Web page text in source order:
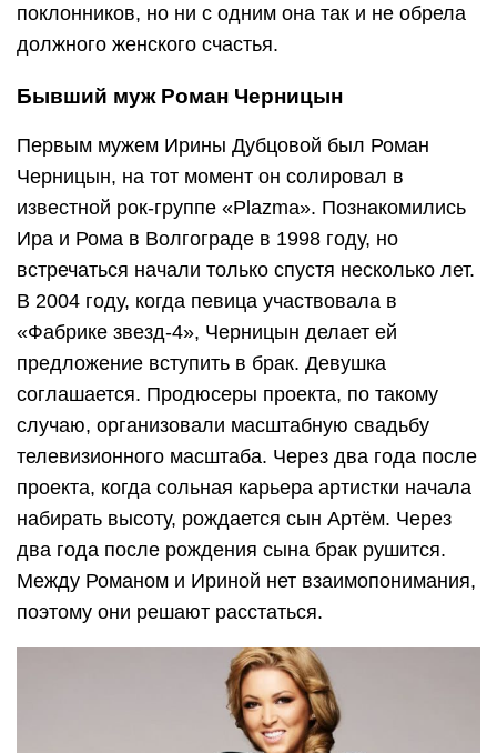
поклонников, но ни с одним она так и не обрела
должного женского счастья.
Бывший муж Роман Черницын
Первым мужем Ирины Дубцовой был Роман
Черницын, на тот момент он солировал в
известной рок-группе «Plazma». Познакомились
Ира и Рома в Волгограде в 1998 году, но
встречаться начали только спустя несколько лет.
В 2004 году, когда певица участвовала в
«Фабрике звезд-4», Черницын делает ей
предложение вступить в брак. Девушка
соглашается. Продюсеры проекта, по такому
случаю, организовали масштабную свадьбу
телевизионного масштаба. Через два года после
проекта, когда сольная карьера артистки начала
набирать высоту, рождается сын Артём. Через
два года после рождения сына брак рушится.
Между Романом и Ириной нет взаимопонимания,
поэтому они решают расстаться.